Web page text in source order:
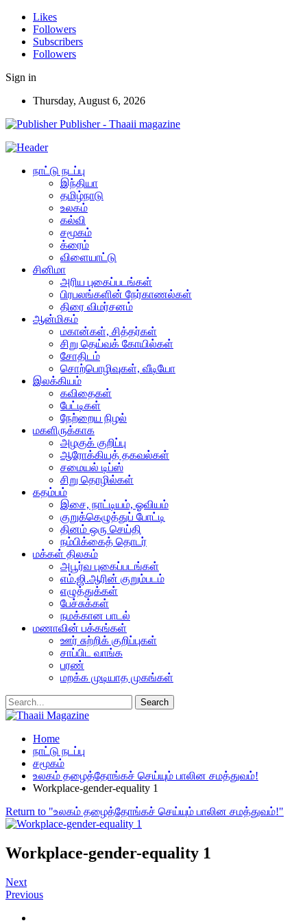
Likes
Followers
Subscribers
Followers
Sign in
Thursday, August 6, 2026
Publisher - Thaaii magazine
நாட்டு நடப்பு
இந்தியா
தமிழ்நாடு
உலகம்
கல்வி
சமூகம்
க்ரைம்
விளையாட்டு
சினிமா
அரிய புகைப்படங்கள்
பிரபலங்களின் நேர்காணல்கள்
திரை விமர்சனம்
ஆன்மிகம்
மகான்கள், சித்தர்கள்
சிறு தெய்வக் கோயில்கள்
சோதிடம்
சொற்பொழிவுகள், வீடியோ
இலக்கியம்
கவிதைகள்
பேட்டிகள்
நேற்றைய நிழல்
மகளிருக்காக
அழகுக் குறிப்பு
ஆரோக்கியத் தகவல்கள்
சமையல் டிப்ஸ்
சிறு தொழில்கள்
கதம்பம்
இசை, நாட்டியம், ஓவியம்
குறுக்கெழுத்துப் போட்டி
தினம் ஒரு செய்தி
நம்பிக்கைத் தொடர்
மக்கள் திலகம்
அபூர்வ புகைப்படங்கள்
எம்.ஜி.ஆரின் குறும்படம்
எழுத்துக்கள்
பேச்சுக்கள்
நமக்கான பாடல்
மணாவின் பக்கங்கள்
ஊர் சுற்றிக் குறிப்புகள்
சாப்பிட வாங்க
பரண்
மறக்க முடியாத முகங்கள்
Home
நாட்டு நடப்பு
சமூகம்
உலகம் தழைத்தோங்கச் செய்யும் பாலின சமத்துவம்!
Workplace-gender-equality 1
Return to "உலகம் தழைத்தோங்கச் செய்யும் பாலின சமத்துவம்!"
Workplace-gender-equality 1
Next
Previous